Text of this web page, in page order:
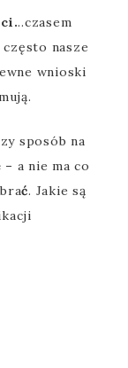
..czasem
nasze
wnioski
sposób na
– a nie ma co
ć. Jakie są